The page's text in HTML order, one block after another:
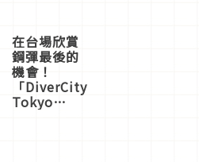
在台場欣賞
鋼彈最後的
機會！
「DiverCity
Tokyo